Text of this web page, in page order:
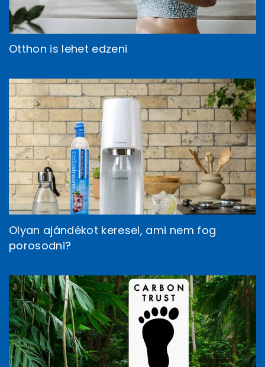
Otthon is lehet edzeni
Olyan ajándékot keresel, ami nem fog
porosodni?